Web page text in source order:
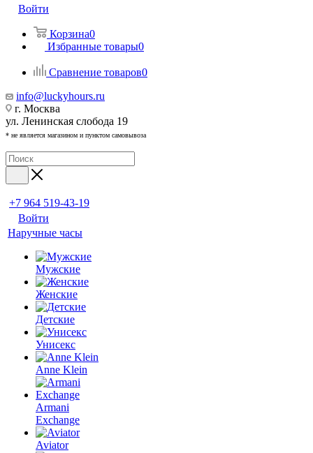
Войти
Корзина0
Избранные товары0
Сравнение товаров0
info@luckyhours.ru
г. Москва
ул. Ленинская слобода 19
* не является магазином и пунктом самовывоза
+7 964 519-43-19
Войти
Наручные часы
Мужские
Женские
Детские
Унисекс
Anne Klein
Armani
Exchange
Aviator